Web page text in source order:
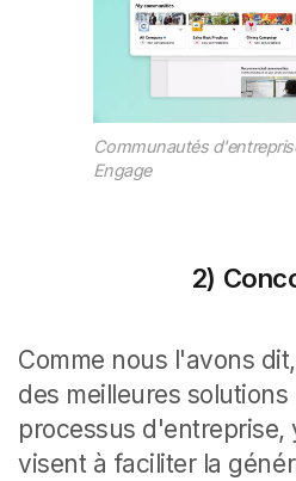
Communautés
Engage
2)
Comme nous l'avons
des meilleures
processus d'entreprise,
visent à faciliter la